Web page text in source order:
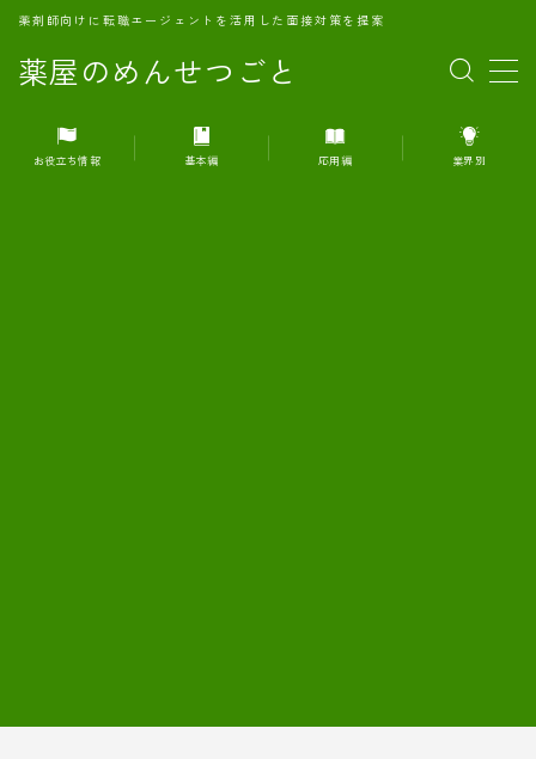
薬屋のめんせつごと
薬剤師向けに転職エージェントを活用した面接対策を提案
MENU
1.転職エージェントとは何か？
お役立ち情報 基本編 応用編 業界別